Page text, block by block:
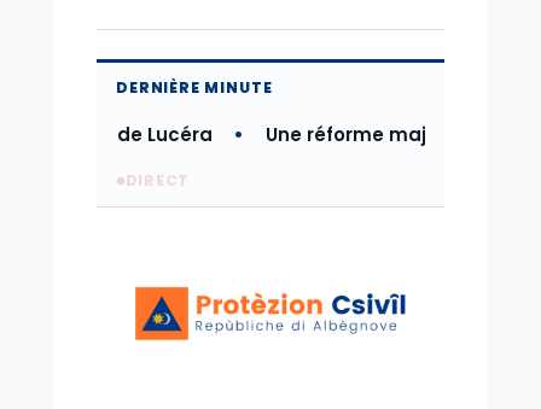
DERNIÈRE MINUTE
de Lucéra Une réforme majeure pour
DIRECT